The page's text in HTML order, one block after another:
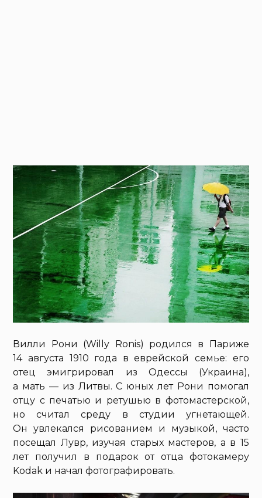
Вилли Рони (Willy Ronis) родился в Париже
14 августа 1910 года в еврейской семье: его
отец эмигрировал из Одессы (Украина),
а мать — из Литвы. С юных лет Рони помогал
отцу с печатью и ретушью в фотомастерской,
но считал среду в студии угнетающей.
Он увлекался рисованием и музыкой, часто
посещал Лувр, изучая старых мастеров, а в 15
лет получил в подарок от отца фотокамеру
Kodak и начал фотографировать.